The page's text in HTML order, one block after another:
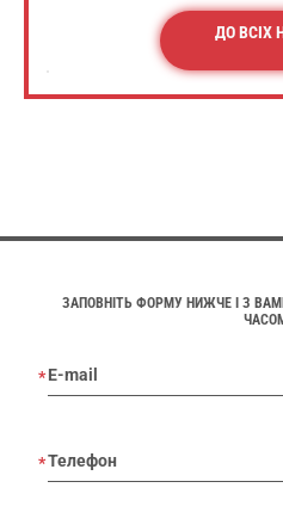
ДО ВСІХ
ЗАПОВНІТЬ ФОРМУ НИЖЧЕ І З
E-mail
Телефон